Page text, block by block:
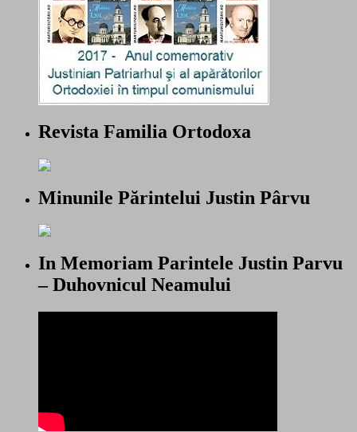
Revista Familia Ortodoxa
Minunile Părintelui Justin Pârvu
In Memoriam Parintele Justin Parvu
– Duhovnicul Neamului